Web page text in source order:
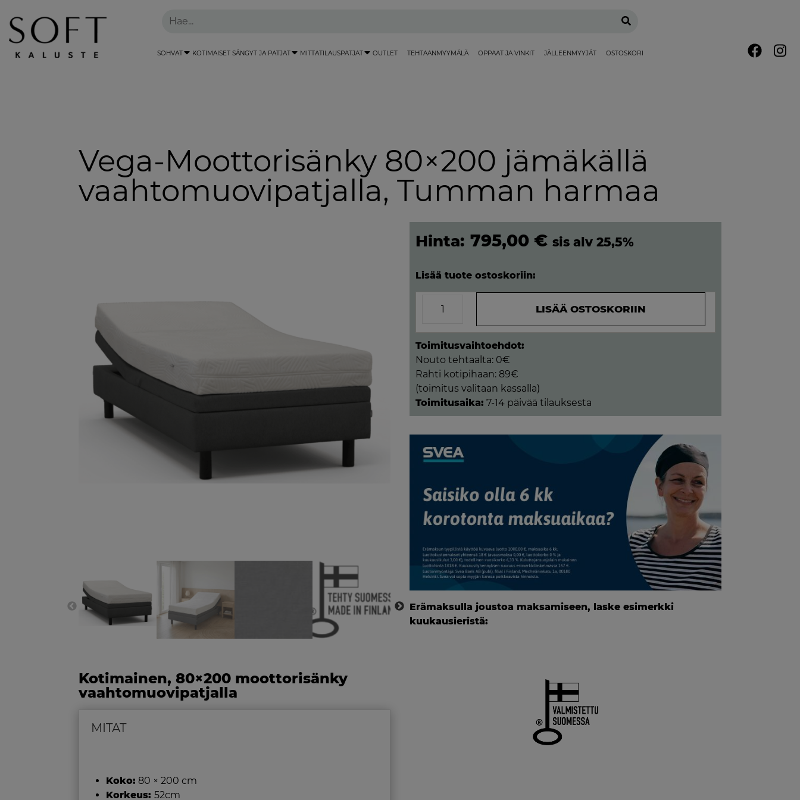
SOHVAT KOTIMAISET SÄNGYT JA PATJAT MITTATILAUSPATJAT OUTLET TEHTAANMYYMÄLÄ OPPAAT JA VINKIT JÄLLEENMYYJÄT OSTOSKORI
Vega-Moottorisänky 80×200 jämäkällä
vaahtomuovipatjalla, Tumman harmaa
Kotimainen, 80×200 moottorisänky
vaahtomuovipatjalla
MITAT
Koko: 80 × 200 cm
Korkeus: 52cm
795,00 € sis alv 25,5%
Lisää tuote ostoskoriin:
Moottorisänky
80x200
jämäkällä
vaahtomuovipatjalla,
Tumman
harmaa
määrä
LISÄÄ OSTOSKORIIN
Toimitusvaihtoehdot:
Nouto tehtaalta: 0€
Rahti kotipihaan: 89€
(toimitus valitaan kassalla)
Toimitusaika: 7-14 päivää tilauksesta
Erämaksulla joustoa maksamiseen, laske esimerkki
kuukausieristä: